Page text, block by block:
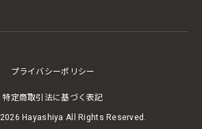
プライバシーポリシー
特定商取引法に基づく表記
2026 Hayashiya All Rights Reserved.